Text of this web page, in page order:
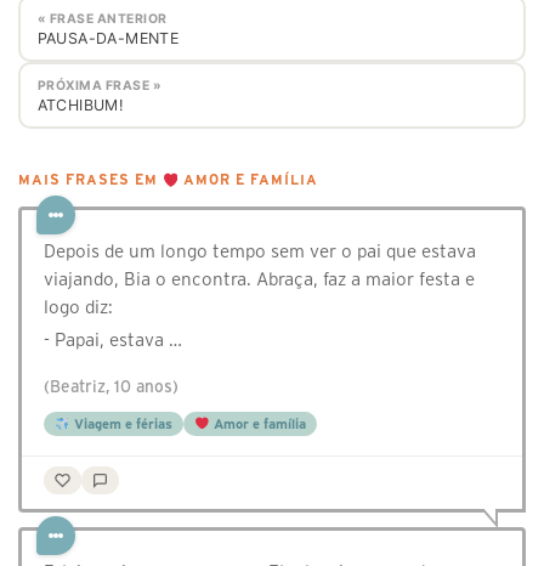
« FRASE ANTERIOR
PAUSA-DA-MENTE
PRÓXIMA FRASE »
ATCHIBUM!
MAIS FRASES EM AMOR E FAMÍLIA
Depois de um longo tempo sem ver o pai que estava
viajando, Bia o encontra. Abraça, faz a maior festa e
logo diz:
- Papai, estava …
(Beatriz, 10 anos)
Viagem e férias Amor e família